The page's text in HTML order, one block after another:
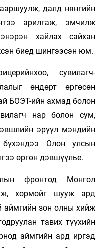
далд нянгийн
арилгаж, эмчилж
хайлах сайхан
биед шингээсэн юм.
сувилагч-
өндөрт өргөсөн
БОЭТ-ийн ахмад болон
нар болон сум,
эрүүл мэндийн
бүхэндээ Олон улсын
өргөн дэвшүүлье.
фронтод Монгол
хормойг шууж ард
аймгийн зон олны хийж
тавих түүхийн
аймгийн ард иргэд